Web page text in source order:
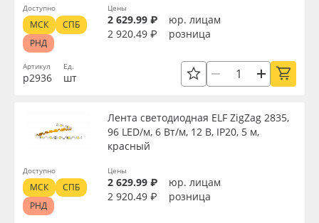
Блог
Поставщикам
8 800 550 7888
Москва
Светотехника
Инженерные пластики
Упаковочные материалы
Оборудование и инструмент
Новинки ассортимента
Мощность, Вт
Напряжение, В
Цветовая температура, K
Страна происхождения
Артикул
р2936
Ед.
шт
Цены
2 629.99 ₽
юр. лицам
2 920.49 ₽
розница
Доступно
МСК
СПБ
РНД
Лента светодиодная ELF ZigZag 2835,
96 LED/м, 6 Вт/м, 12 В, IP20, 5 м,
красный
Цены
2 629.99 ₽
юр. лицам
2 920.49 ₽
розница
Доступно
МСК
СПБ
РНД